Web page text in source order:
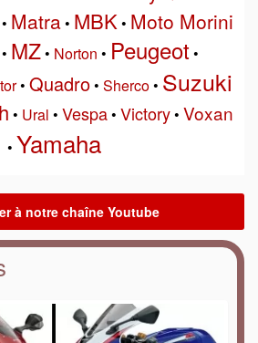
• Matra• MBK• Moto Morini
• MZ• Norton • Peugeot •
• Quadro• Sherco• Suzuki
• Ural • Vespa• Victory• Voxan
• Yamaha